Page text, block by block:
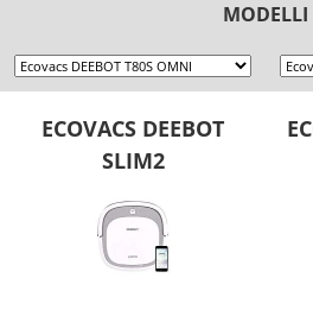
MODELLI
ECOVACS DEEBOT
SLIM2